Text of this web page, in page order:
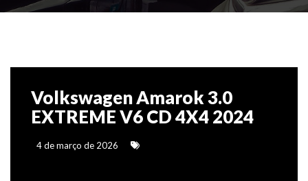
Volkswagen Amarok 3.0
EXTREME V6 CD 4X4 2024
4 de março de 2026